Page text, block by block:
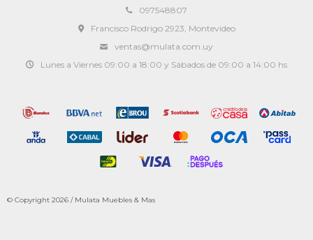
097548807
Francisco Rodrigo 2923, Montevideo
ventas@mulata.com.uy
Lunes a Viernes 09:00 a 18:00 y Sábados de 09:00 a 14:00 hs
© Copyright 2026 / Mulata Muebles & Mas